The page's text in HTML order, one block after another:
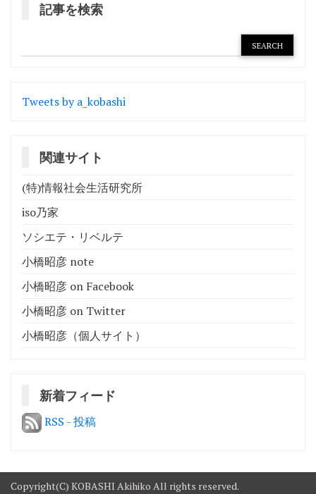
記事を検索
Tweets by a_kobashi
関連サイト
(特)情報社会生活研究所
iso乃家
ソシエテ・リベルテ
小橋昭彦 note
小橋昭彦 on Facebook
小橋昭彦 on Twitter
小橋昭彦（個人サイト）
新着フィード
RSS - 投稿
Copyright(C) KOBASHI Akihiko All rights reserved.